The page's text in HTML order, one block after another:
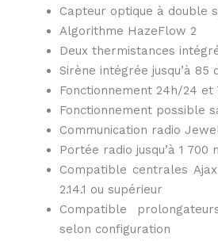
Capteur optique à double
Algorithme HazeFlow 2
Deux thermistances
Sirène intégrée jusqu’à 85
Fonctionnement 24h/24 et
Fonctionnement possible
Communication radio
Portée radio jusqu’à 1
Compatible centrales
2.14.1 ou supérieur
Compatible
selon configuration